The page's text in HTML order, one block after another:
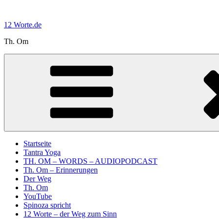
springen
12 Worte.de
Th. Om
Startseite
Tantra Yoga
TH. OM – WORDS – AUDIOPODCAST
Th. Om – Erinnerungen
Der Weg
Th. Om
YouTube
Spinoza spricht
12 Worte – der Weg zum Sinn